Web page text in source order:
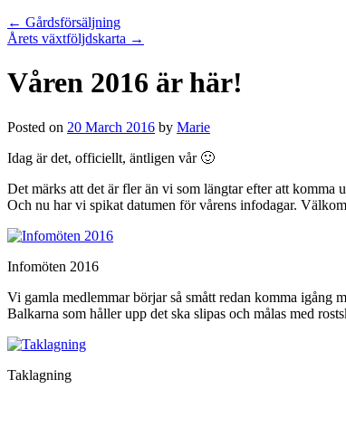
← Gårdsförsäljning
Årets växtföljdskarta →
Våren 2016 är här!
Posted on 20 March 2016 by Marie
Idag är det, officiellt, äntligen vår 🙂
Det märks att det är fler än vi som längtar efter att
Och nu har vi spikat datumen för vårens infodagar.
Infomöten 2016
Vi gamla medlemmar börjar så smått redan komma igång
Balkarna som håller upp det ska slipas och målas med
Taklagning